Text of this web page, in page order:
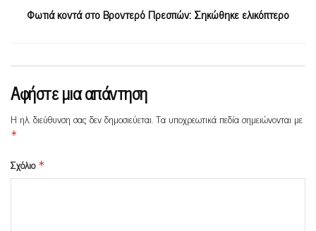
Φωτιά κοντά στο Βροντερό Πρεσπών: Σηκώθηκε ελικόπτερο
Αφήστε μια απάντηση
Η ηλ. διεύθυνση σας δεν δημοσιεύεται.Τα υποχρεωτικά πεδία σημειώνονται με
*
Σχόλιο *